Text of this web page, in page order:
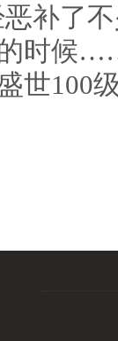
补了
时候
世100